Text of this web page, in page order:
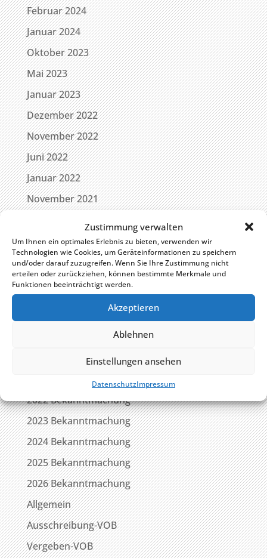
Zustimmung verwalten
Um Ihnen ein optimales Erlebnis zu bieten, verwenden wir
Technologien wie Cookies, um Geräteinformationen zu speichern
und/oder darauf zuzugreifen. Wenn Sie Ihre Zustimmung nicht
erteilen oder zurückziehen, können bestimmte Merkmale und
Funktionen beeinträchtigt werden.
Akzeptieren
Ablehnen
Einstellungen ansehen
DatenschutzImpressum
Februar 2024
Januar 2024
Oktober 2023
Mai 2023
Januar 2023
Dezember 2022
November 2022
Juni 2022
Januar 2022
November 2021
Oktober 2020
Februar 2020
Januar 2020
2020 Bekanntmachung
2021 Bekanntmachung
2022 Bekanntmachung
2023 Bekanntmachung
2024 Bekanntmachung
2025 Bekanntmachung
2026 Bekanntmachung
Allgemein
Ausschreibung-VOB
Vergeben-VOB